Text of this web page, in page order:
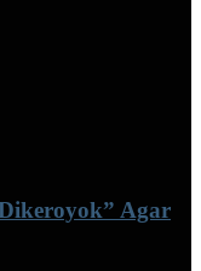
Agar